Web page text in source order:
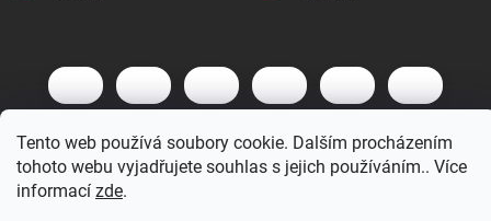
Tento web používá soubory cookie. Dalším procházením
tohoto webu vyjadřujete souhlas s jejich používáním.. Více
informací zde.